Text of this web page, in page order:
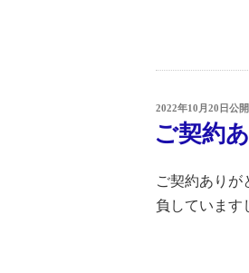
投
稿
日:
2022年10月20日公開
ご契約
ご契約ありが
負しています